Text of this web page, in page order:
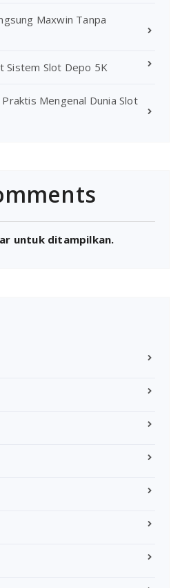
Maxwin Tanpa
Sistem Slot Depo 5K
Mengenal Dunia Slot
untuk ditampilkan.